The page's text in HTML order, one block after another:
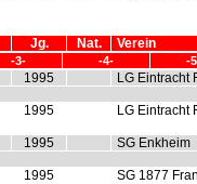
Jg. Nat. Verein
-3- -4- -
1995 LG Eintracht
1995 LG Eintracht
1995 SG Enkheim
1995 SG 1877